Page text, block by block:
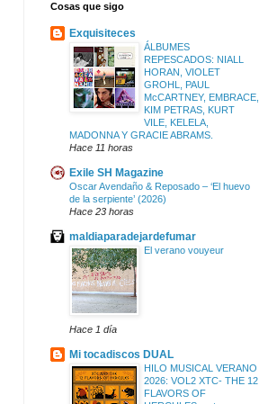
Cosas que sigo
Exquisiteces
ÁLBUMES
REPESCADOS: NIALL
HORAN, VIOLET
GROHL, PAUL
McCARTNEY, EMBRACE,
KIM PETRAS, KURT
VILE, KELELA,
MADONNA Y GRACIE ABRAMS.
Hace 11 horas
Exile SH Magazine
Oscar Avendaño & Reposado – ‘El huevo
de la serpiente’ (2026)
Hace 23 horas
maldiaparadejardefumar
El verano vouyeur
Hace 1 día
Mi tocadiscos DUAL
HILO MUSICAL VERANO
2026: VOL2 XTC- THE 12
FLAVORS OF